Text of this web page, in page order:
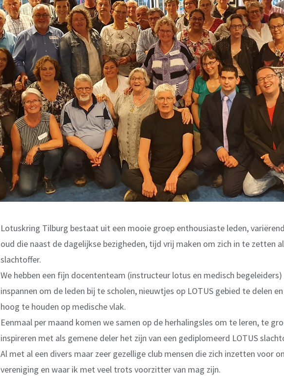
Lotuskring Tilburg bestaat uit een mooie groep enthousiaste leden,
oud die naast de dagelijkse bezigheden, tijd vrij maken om zich in te zetten
slachtoffer.
We hebben een fijn docententeam (instructeur lotus en medisch begeleiders)
inspannen om de leden bij te scholen, nieuwtjes op LOTUS gebied te delen
hoog te houden op medische vlak.
Eenmaal per maand komen we samen op de herhalingsles om te leren, te
inspireren met als gemene deler het zijn van een gediplomeerd LOTUS
Al met al een divers maar zeer gezellige club mensen die zich inzetten voor
vereniging en waar ik met veel trots voorzitter van mag zijn.